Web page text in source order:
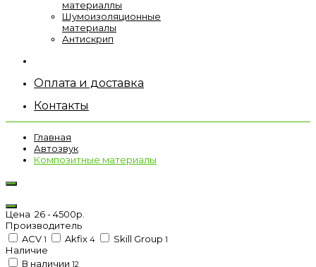
материаллы
Шумоизоляционные
материалы
Антискрип
Оплата и доставка
Контакты
Главная
Автозвук
Композитные материалы
Цена 26-4500р.
Производитель
ACV 1 Akfix 4 Skill Group 1
Наличие
В наличии 12